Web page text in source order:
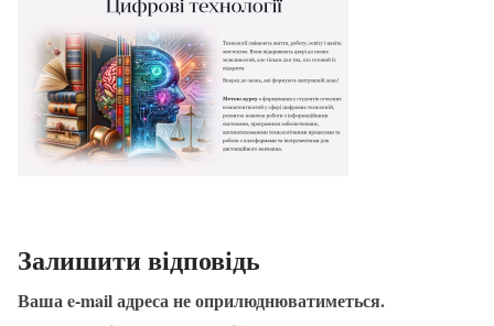
Залишити відповідь
Ваша e-mail адреса не оприлюднюватиметься.